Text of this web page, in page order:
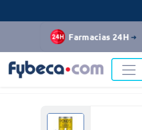
Farmacias 24H
Dermocosmética